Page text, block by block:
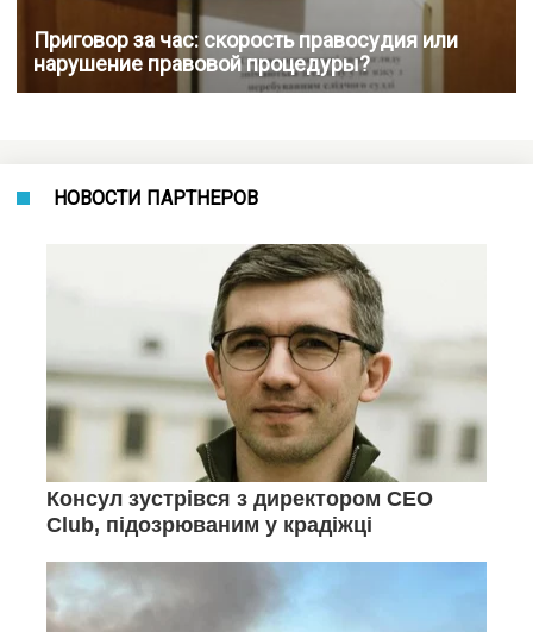
Приговор за час: скорость правосудия или
нарушение правовой процедуры?
НОВОСТИ ПАРТНЕРОВ